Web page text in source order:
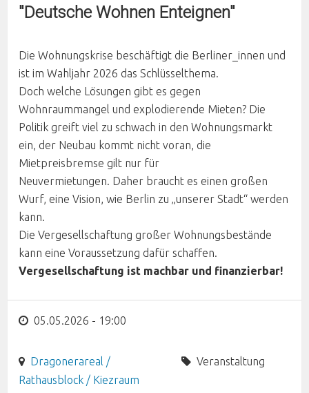
"Deutsche Wohnen Enteignen"
Die Wohnungskrise beschäftigt die Berliner_innen und
ist im Wahljahr 2026 das Schlüsselthema.
Doch welche Lösungen gibt es gegen
Wohnraummangel und explodierende Mieten? Die
Politik greift viel zu schwach in den Wohnungsmarkt
ein, der Neubau kommt nicht voran, die
Mietpreisbremse gilt nur für
Neuvermietungen. Daher braucht es einen großen
Wurf, eine Vision, wie Berlin zu „unserer Stadt“ werden
kann.
Die Vergesellschaftung großer Wohnungsbestände
kann eine Voraussetzung dafür schaffen.
Vergesellschaftung ist machbar und finanzierbar!
05.05.2026 - 19:00
Dragonerareal /
Rathausblock / Kiezraum
Veranstaltung